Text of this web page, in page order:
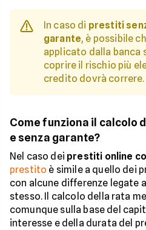
In caso di prestiti
garante, è possibile
applicato dalla banca
coprire il rischio più
credito dovrà correre.
Come funziona il calcolo
e senza garante?
Nel caso dei prestiti online
prestito è simile a quello dei
con alcune differenze legate
stesso. Il calcolo della rata
comunque sulla base del
interesse e della durata del